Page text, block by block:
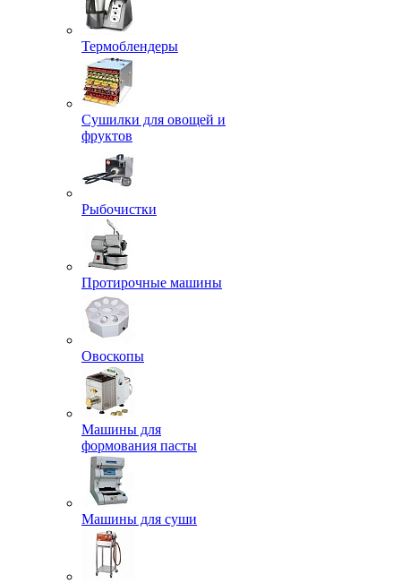
Термоблендеры
Сушилки для овощей и
фруктов
Рыбочистки
Протирочные машины
Овоскопы
Машины для
формования пасты
Машины для суши